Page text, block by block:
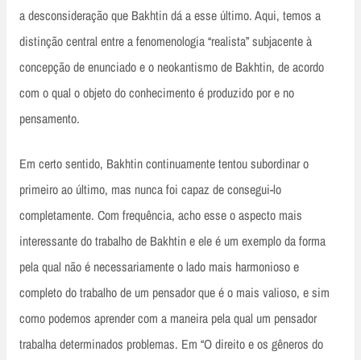
a desconsideração que Bakhtin dá a esse último. Aqui, temos a
distinção central entre a fenomenologia “realista” subjacente à
concepção de enunciado e o neokantismo de Bakhtin, de acordo
com o qual o objeto do conhecimento é produzido por e no
pensamento.
Em certo sentido, Bakhtin continuamente tentou subordinar o
primeiro ao último, mas nunca foi capaz de consegui-lo
completamente. Com frequência, acho esse o aspecto mais
interessante do trabalho de Bakhtin e ele é um exemplo da forma
pela qual não é necessariamente o lado mais harmonioso e
completo do trabalho de um pensador que é o mais valioso, e sim
como podemos aprender com a maneira pela qual um pensador
trabalha determinados problemas. Em “O direito e os gêneros do